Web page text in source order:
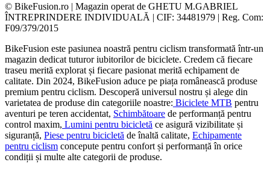
© BikeFusion.ro | Magazin operat de GHETU M.GABRIEL
ÎNTREPRINDERE INDIVIDUALĂ | CIF: 34481979 | Reg. Com:
F09/379/2015
BikeFusion este pasiunea noastră pentru ciclism transformată într-un
magazin dedicat tuturor iubitorilor de biciclete. Credem că fiecare
traseu merită explorat și fiecare pasionat merită echipament de
calitate. Din 2024, BikeFusion aduce pe piața românească produse
premium pentru ciclism. Descoperă universul nostru și alege din
varietatea de produse din categoriile noastre: Biciclete MTB pentru
aventuri pe teren accidentat, Schimbătoare de performanță pentru
control maxim, Lumini pentru bicicletă ce asigură vizibilitate și
siguranță, Piese pentru bicicletă de înaltă calitate, Echipamente
pentru ciclism concepute pentru confort și performanță în orice
condiții și multe alte categorii de produse.